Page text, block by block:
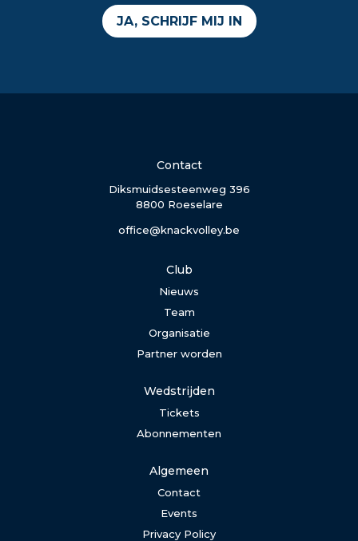
JA, SCHRIJF MIJ IN
Contact
Diksmuidsesteenweg 396
8800 Roeselare
office@knackvolley.be
Club
Nieuws
Team
Organisatie
Partner worden
Wedstrijden
Tickets
Abonnementen
Algemeen
Contact
Events
Privacy Policy